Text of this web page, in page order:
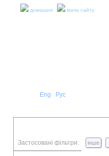
домашня мапа сайту
Eng Рус
Застосовані фільтри: інше